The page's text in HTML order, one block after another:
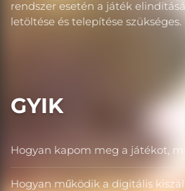
rendszer esetén a játék
letöltése és telepítése szükséges.
GYIK
Hogyan kapom meg a játékot,
Hogyan működik a digitális